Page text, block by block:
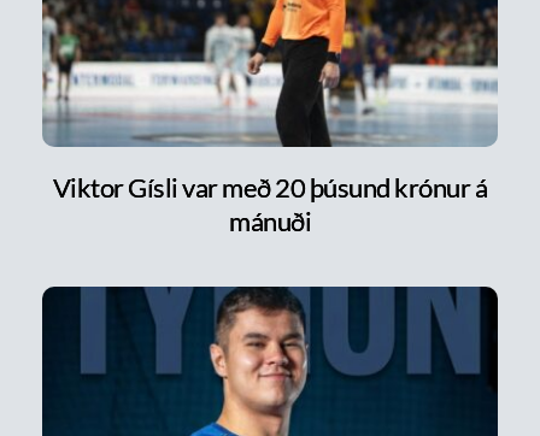
Viktor Gísli var með 20 þúsund krónur á
mánuði